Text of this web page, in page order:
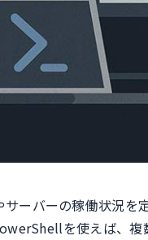
サーバーの稼働状況
を使えば、